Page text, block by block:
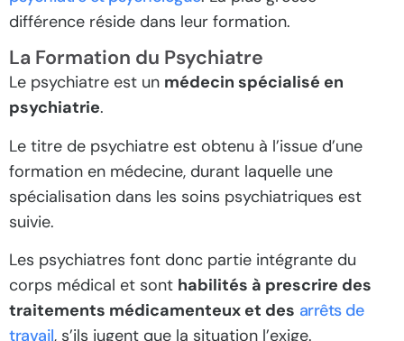
différence réside dans leur formation.
La Formation du Psychiatre
Le psychiatre est un médecin spécialisé en
psychiatrie.
Le titre de psychiatre est obtenu à l’issue d’une
formation en médecine, durant laquelle une
spécialisation dans les soins psychiatriques est
suivie.
Les psychiatres font donc partie intégrante du
corps médical et sont habilités à prescrire des
traitements médicamenteux et des arrêts de
travail, s’ils jugent que la situation l’exige.